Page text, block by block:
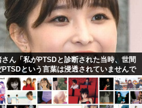
さん「私がPTSDと診断された当時、世間
PTSDという言葉は浸透されていませんで